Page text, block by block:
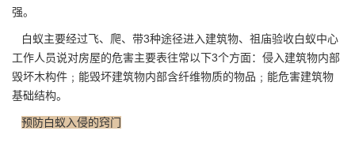
强。
白蚁主要经过飞、爬、带3种途径进入建筑物、祖庙验收白蚁中心
工作人员说对房屋的危害主要表往常以下3个方面：侵入建筑物内部
毁坏木构件﹔能毁坏建筑物内部含纤维物质的物品﹔能危害建筑物
基础结构。
预防白蚁入侵的窍门